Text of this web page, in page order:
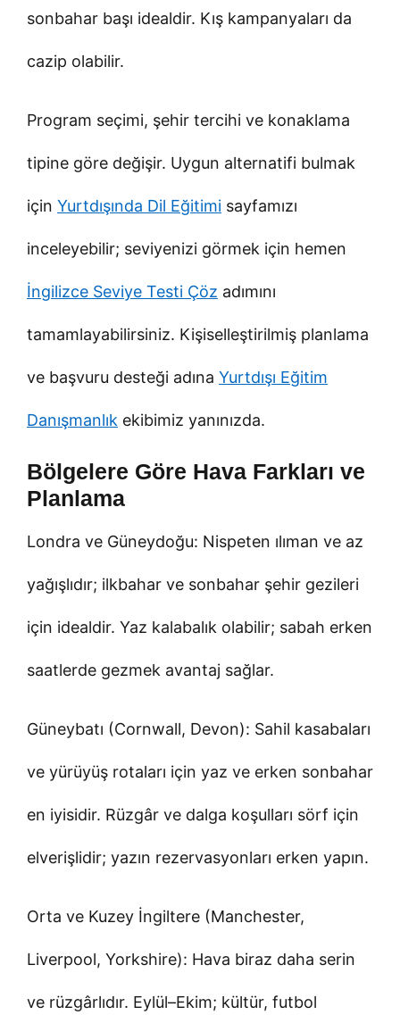
sonbahar başı idealdir. Kış kampanyaları da
cazip olabilir.
Program seçimi, şehir tercihi ve konaklama
tipine göre değişir. Uygun alternatifi bulmak
için Yurtdışında Dil Eğitimi sayfamızı
inceleyebilir; seviyenizi görmek için hemen
İngilizce Seviye Testi Çöz adımını
tamamlayabilirsiniz. Kişiselleştirilmiş planlama
ve başvuru desteği adına Yurtdışı Eğitim
Danışmanlık ekibimiz yanınızda.
Bölgelere Göre Hava Farkları ve
Planlama
Londra ve Güneydoğu: Nispeten ılıman ve az
yağışlıdır; ilkbahar ve sonbahar şehir gezileri
için idealdir. Yaz kalabalık olabilir; sabah erken
saatlerde gezmek avantaj sağlar.
Güneybatı (Cornwall, Devon): Sahil kasabaları
ve yürüyüş rotaları için yaz ve erken sonbahar
en iyisidir. Rüzgâr ve dalga koşulları sörf için
elverişlidir; yazın rezervasyonları erken yapın.
Orta ve Kuzey İngiltere (Manchester,
Liverpool, Yorkshire): Hava biraz daha serin
ve rüzgârlıdır. Eylül–Ekim; kültür, futbol